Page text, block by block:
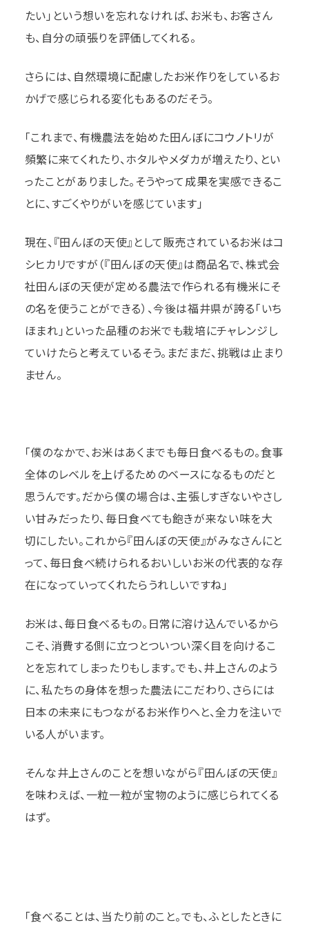
たい」という想いを忘れなければ、お米も、お客さん
も、自分の頑張りを評価してくれる。
さらには、自然環境に配慮したお米作りをしているお
かげで感じられる変化もあるのだそう。
「これまで、有機農法を始めた田んぼにコウノトリが
頻繁に来てくれたり、ホタルやメダカが増えたり、とい
ったことがありました。そうやって成果を実感できるこ
とに、すごくやりがいを感じています」
現在、『田んぼの天使』として販売されているお米はコ
シヒカリですが（『田んぼの天使』は商品名で、株式会
社田んぼの天使が定める農法で作られる有機米にそ
の名を使うことができる）、今後は福井県が誇る「いち
ほまれ」といった品種のお米でも栽培にチャレンジし
ていけたらと考えているそう。まだまだ、挑戦は止まり
ません。
「僕のなかで、お米はあくまでも毎日食べるもの。食事
全体のレベルを上げるためのベースになるものだと
思うんです。だから僕の場合は、主張しすぎないやさし
い甘みだったり、毎日食べても飽きが来ない味を大
切にしたい。これから『田んぼの天使』がみなさんにと
って、毎日食べ続けられるおいしいお米の代表的な存
在になっていってくれたらうれしいですね」
お米は、毎日食べるもの。日常に溶け込んでいるから
こそ、消費する側に立つとついつい深く目を向けるこ
とを忘れてしまったりもします。でも、井上さんのよう
に、私たちの身体を想った農法にこだわり、さらには
日本の未来にもつながるお米作りへと、全力を注いで
いる人がいます。
そんな井上さんのことを想いながら『田んぼの天使』
を味わえば、一粒一粒が宝物のように感じられてくる
はず。
「食べることは、当たり前のこと。でも、ふとしたときに